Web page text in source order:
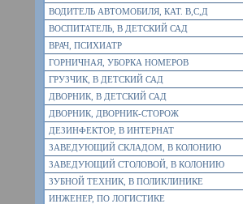
ВОДИТЕЛЬ АВТОМОБИЛЯ, КАТ. В,С,Д
ВОСПИТАТЕЛЬ, В ДЕТСКИЙ САД
ВРАЧ, ПСИХИАТР
ГОРНИЧНАЯ, УБОРКА НОМЕРОВ
ГРУЗЧИК, В ДЕТСКИЙ САД
ДВОРНИК, В ДЕТСКИЙ САД
ДВОРНИК, ДВОРНИК-СТОРОЖ
ДЕЗИНФЕКТОР, В ИНТЕРНАТ
ЗАВЕДУЮЩИЙ СКЛАДОМ, В КОЛОНИЮ
ЗАВЕДУЮЩИЙ СТОЛОВОЙ, В КОЛОНИЮ
ЗУБНОЙ ТЕХНИК, В ПОЛИКЛИНИКЕ
ИНЖЕНЕР, ПО ЛОГИСТИКЕ